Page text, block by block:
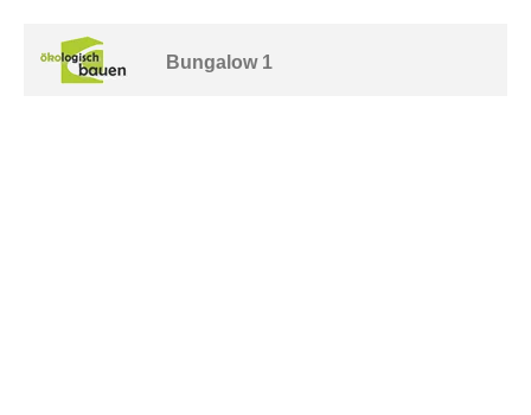
Bungalow 1